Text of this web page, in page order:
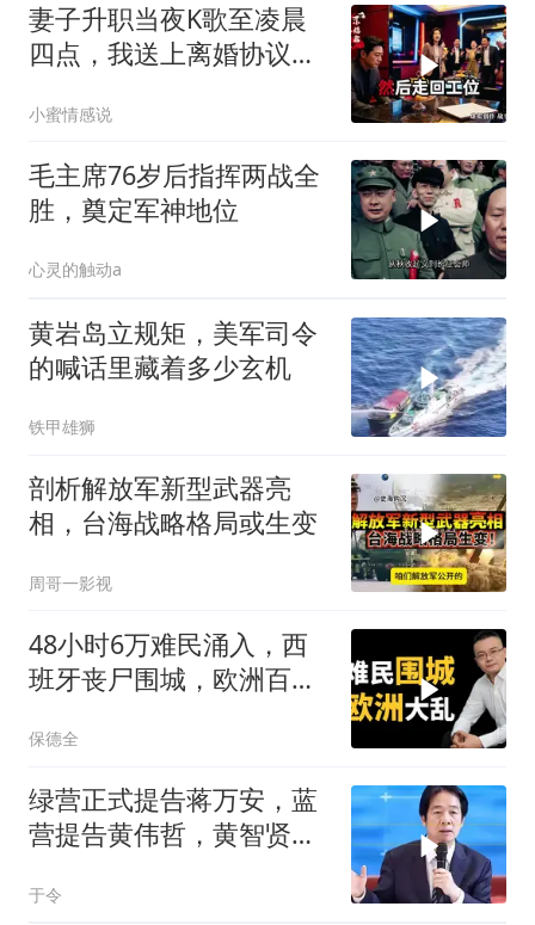
妻子升职当夜K歌至凌晨
四点，我送上离婚协议果
口：我们谈谈
小蜜情感说
毛主席76岁后指挥两战全
胜，奠定军神地位
心灵的触动a
黄岩岛立规矩，美军司令
的喊话里藏着多少玄机
铁甲雄狮
剖析解放军新型武器亮
相，台海战略格局或生变
周哥一影视
48小时6万难民涌入，西
班牙丧尸围城，欧洲百年
保德全
绿营正式提告蒋万安，蓝
营提告黄伟哲，黄智贤不
于令